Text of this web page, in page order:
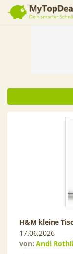
Dein smarter
H&M kleine
17.06.2026
von: Andi